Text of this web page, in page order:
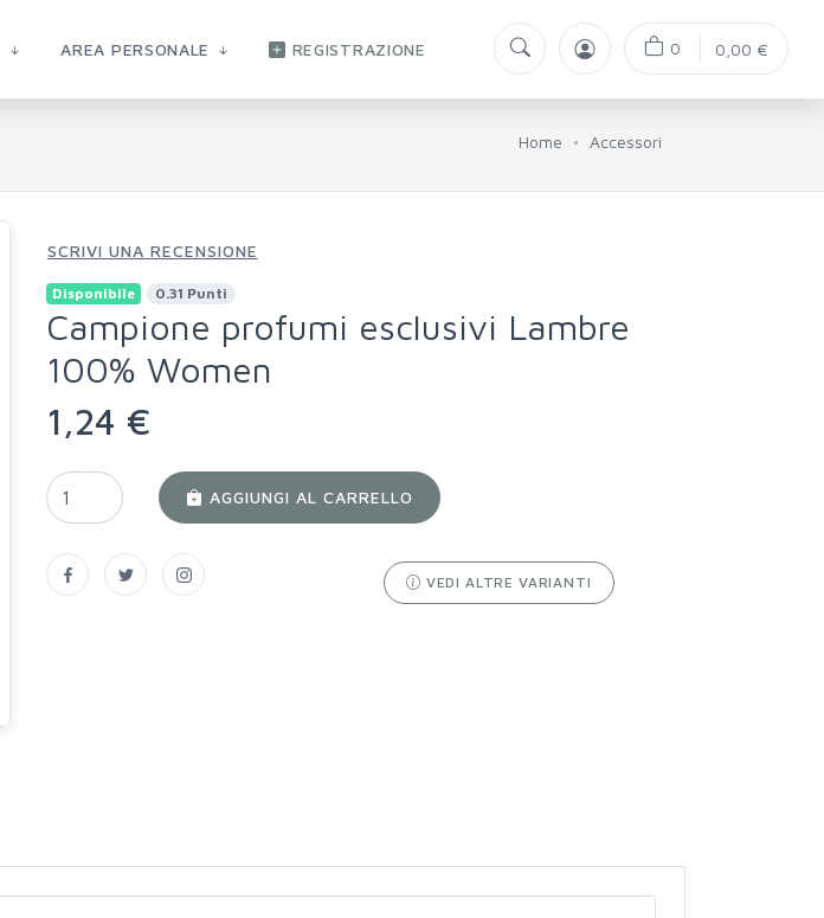
AREA PERSONALE REGISTRAZIONE 0 0,00 €
Home Accessori
SCRIVI UNA RECENSIONE
Disponibile 0.31 Punti
Campione profumi esclusivi Lambre
100% Women
1,24 €
AGGIUNGI AL CARRELLO
VEDI ALTRE VARIANTI